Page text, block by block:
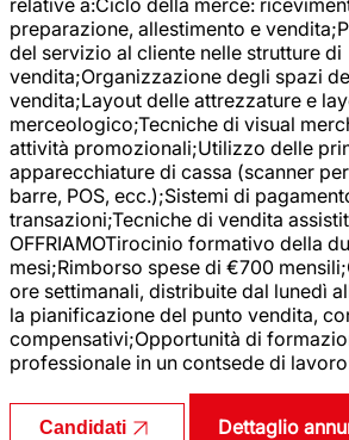
preparazione, allestimento e
del servizio al cliente nelle strutture di
vendita;Organizzazione degli spazi
vendita;Layout delle attrezzature e
merceologico;Tecniche di visual
attività promozionali;Utilizzo delle
apparecchiature di cassa (scanner
barre, POS, ecc.);Sistemi di
transazioni;Tecniche di vendita
OFFRIAMOTirocinio formativo della
mesi;Rimborso spese di €700
ore settimanali, distribuite dal lunedì
la pianificazione del punto vendita,
compensativi;Opportunità di
professionale in un contsede di
Candidati Dettaglio